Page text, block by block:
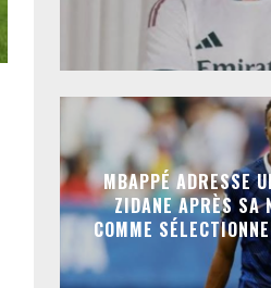
MBAPPÉ ADRESSE
ZIDANE APRÈS SA
COMME